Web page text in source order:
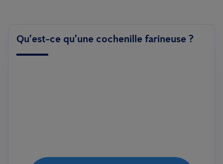
Qu’est-ce qu’une cochenille farineuse ?